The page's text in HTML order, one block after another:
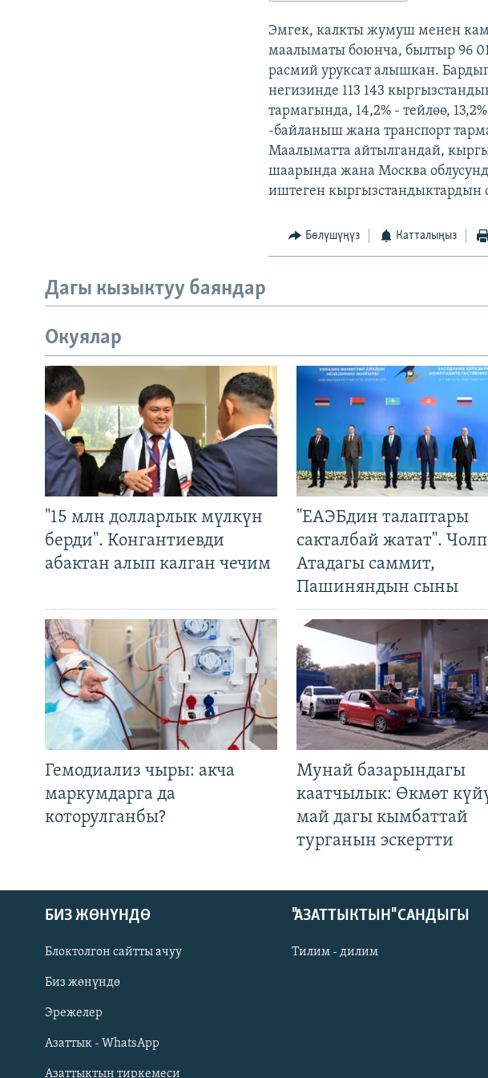
Русский
ОНЛАЙН ШЕРИНЕ
Эмгек, калкты жумуш менен
маалыматы боюнча, былтыр 96
расмий уруксат алышкан.
негизинде 113 143
тармагында, 14,2% - тейлөө,
-байланыш жана транспорт
Маалыматта айтылгандай,
шаарында жана Москва
иштеген кыргызстандыктардын
Бөлүшүңүз Катталыңыз
Дагы кызыктуу баяндар
Окуялар
"15 млн долларлык мүлкүн
берди". Конгантиевди
абактан алып калган чечим
"ЕАЭБдин талаптары
сакталбай жатат".
Атадагы саммит,
Пашиняндын сыны
Гемодиализ чыры: акча
маркумдарга да
которулганбы?
Мунай базарындагы
каатчылык: Өкмөт
май дагы кымбаттай
турганын эскертти
БИЗ ЖӨНҮНДӨ
Блоктолгон сайтты ачуу
Биз жөнүндө
Эрежелер
Азаттык - WhatsApp
Азаттыктын тиркемеси
"АЗАТТЫКТЫН" САНДЫГЫ
Тилим - дилим